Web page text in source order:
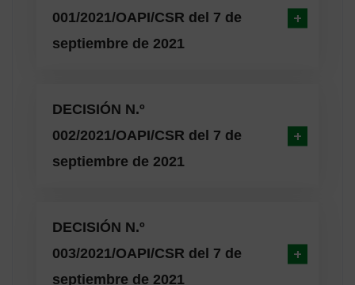
001/2021/OAPI/CSR del 7 de
septiembre de 2021
DECISIÓN N.º
002/2021/OAPI/CSR del 7 de
septiembre de 2021
DECISIÓN N.º
003/2021/OAPI/CSR del 7 de
septiembre de 2021